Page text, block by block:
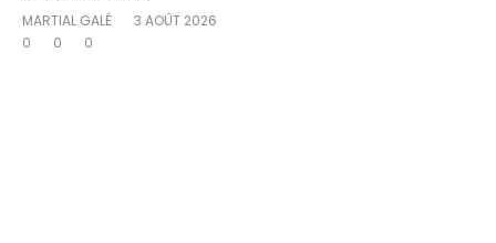
MARTIAL GALÉ
3 AOÛT 2026
0
0 0